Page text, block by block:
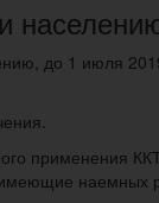
до 1 июля
применения
наемных